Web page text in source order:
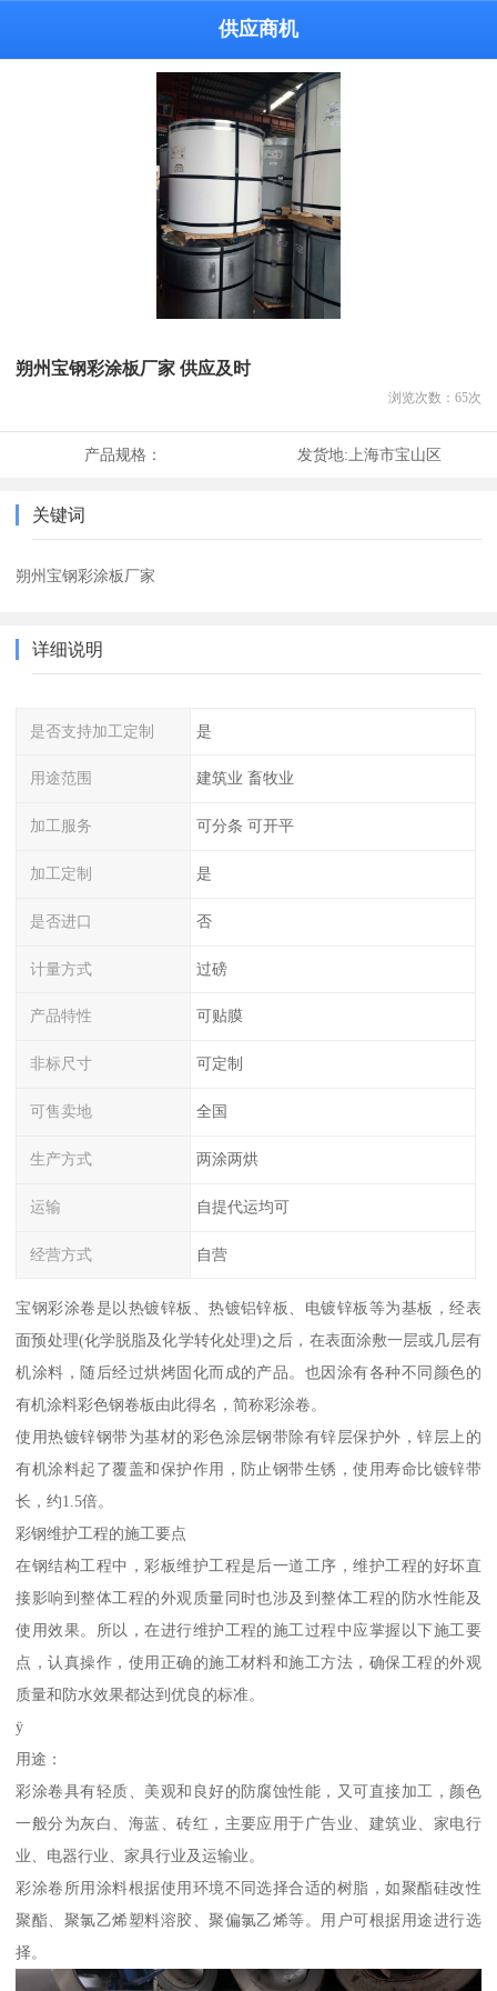
供应商机
朔州宝钢彩涂板厂家 供应及时
浏览次数： 65次
产品规格： 发货地:上海市宝山区
关键词
朔州宝钢彩涂板厂家
详细说明
是否支持加工定制 是
用途范围 建筑业 畜牧业
加工服务 可分条 可开平
加工定制 是
是否进口 否
计量方式 过磅
产品特性 可贴膜
非标尺寸 可定制
可售卖地 全国
生产方式 两涂两烘
运输 自提代运均可
经营方式 自营
宝钢彩涂卷是以热镀锌板、热镀铝锌板、电镀锌板等为基板，经表
面预处理(化学脱脂及化学转化处理)之后，在表面涂敷一层或几层有
机涂料，随后经过烘烤固化而成的产品。也因涂有各种不同颜色的
有机涂料彩色钢卷板由此得名，简称彩涂卷。
使用热镀锌钢带为基材的彩色涂层钢带除有锌层保护外，锌层上的
有机涂料起了覆盖和保护作用，防止钢带生锈，使用寿命比镀锌带
长，约1.5倍。
彩钢维护工程的施工要点
在钢结构工程中，彩板维护工程是后一道工序，维护工程的好坏直
接影响到整体工程的外观质量同时也涉及到整体工程的防水性能及
使用效果。所以，在进行维护工程的施工过程中应掌握以下施工要
点，认真操作，使用正确的施工材料和施工方法，确保工程的外观
质量和防水效果都达到优良的标准。
ÿ
用途：
彩涂卷具有轻质、美观和良好的防腐蚀性能，又可直接加工，颜色
一般分为灰白、海蓝、砖红，主要应用于广告业、建筑业、家电行
业、电器行业、家具行业及运输业。
彩涂卷所用涂料根据使用环境不同选择合适的树脂，如聚酯硅改性
聚酯、聚氯乙烯塑料溶胶、聚偏氯乙烯等。用户可根据用途进行选
择。